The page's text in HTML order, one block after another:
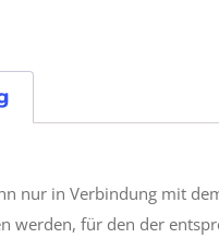
nur in Verbindung mit
werden, für den der